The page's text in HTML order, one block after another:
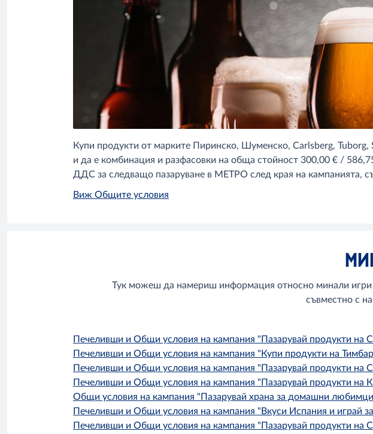
Купи продукти от марките Пиринско, Шуменско, Carlsberg, Tuborg,
и да е комбинация и разфасовки на обща стойност 300,00 € /
ДДС за следващо пазаруване в МЕТРО след края на кампанията,
Виж Общите условия
Тук можеш да намериш информация относно минали
съвместно с
Печеливши и Общи условия на кампания "Пазарувай продукти на
Печеливши и Общи условия на кампания "Купи продукти на
Печеливши и Общи условия на кампания "Пазарувай продукти на
Печеливши и Общи условия на кампания "Пазарувай продукти на
Общи условия на кампания "Пазарувай храна за домашни
Печеливши и Общи условия на кампания "Вкуси Испания и играй
Печеливши и Общи условия на кампания "Пазарувай продукти на